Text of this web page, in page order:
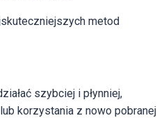
metod
szybciej i płynniej,
korzystania z nowo pobranej